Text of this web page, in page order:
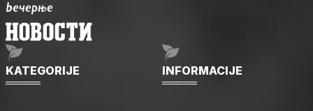
KATEGORIJE INFORMACIJE